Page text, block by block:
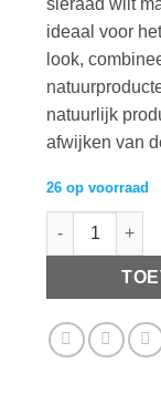
sieraad wilt
ideaal voor
look,
natuurlijk
afwijken van
26 op voorraad
Metalen